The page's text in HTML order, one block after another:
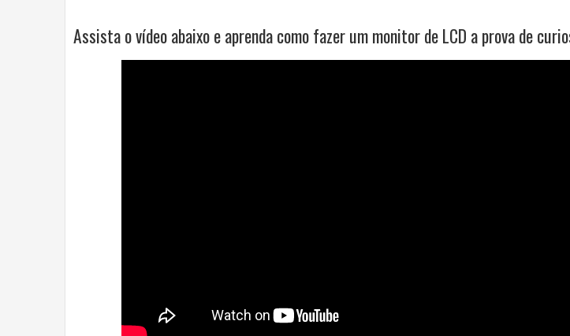
Assista o vídeo abaixo e aprenda como fazer um monitor de LCD a prova de